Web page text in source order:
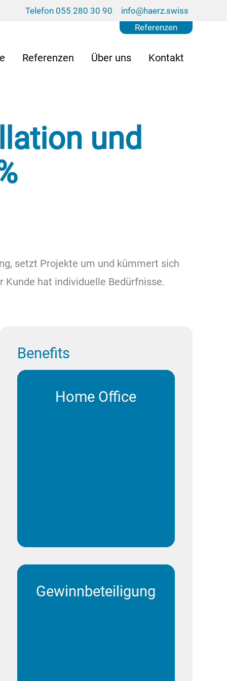
info@haerz.swiss
Telefon 055 280 30 90
Referenzen Über uns Kontakt
Referenzen
und
setzt Projekte um und kümmert sich
Kunde hat individuelle Bedürfnisse.
Benefits
Home Office
Gewinnbeteiligung
Um besonderen Einsatz zu